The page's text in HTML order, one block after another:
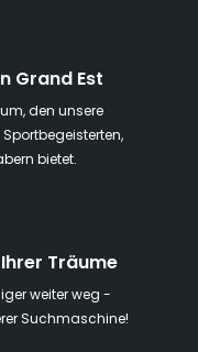
Grand Est
den unsere
bietet.
Träume
weiter weg -
Suchmaschine!